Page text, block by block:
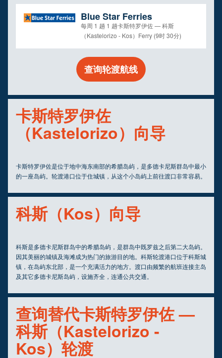
Blue Star Ferries
每周 1 趟 1 趟卡斯特罗伊佐 — 科斯
（Kastelorizo - Kos）Ferry (9时 30分)
查询轮渡航线
卡斯特罗伊佐
（Kastelorizo）向导
卡斯特罗伊佐是位于地中海东南部的希腊岛屿，是多德卡尼斯群岛中最小
的一座岛屿。轮渡港口位于住城镇，从这个小岛屿上前往渡口非常容易。
科斯（Kos）向导
科斯是多德卡尼斯群岛中的希腊岛屿，是群岛中既罗兹之后第二大岛屿。
因其美丽的城镇及海滩成为热门的旅游目的地。科斯轮渡港口位于科斯城
镇，在岛屿东北部，是一个充满活力的地方。渡口由频繁的航班连接主岛
及其它多德卡尼斯岛屿，设施齐全，连通公共交通。
查询替代卡斯特罗伊佐 —
科斯（Kastelorizo -
Kos）轮渡